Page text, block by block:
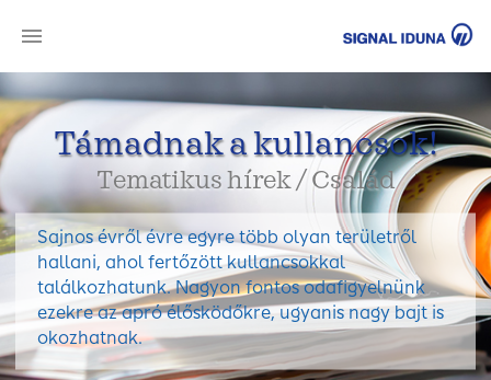
Támadnak a kullancsok!
Tematikus hírek / Család
Sajnos évről évre egyre több olyan területről
hallani, ahol fertőzött kullancsokkal
találkozhatunk. Nagyon fontos odafigyelnünk
ezekre az apró élősködőkre, ugyanis nagy bajt is
okozhatnak.